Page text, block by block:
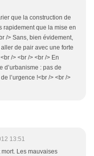
que la construction de
rapidement que la mise en
/> Sans, bien évidement,
de pair avec une forte
/> <br /> <br /> En
d’urbanisme : pas de
l’urgence !<br /> <br />
13:51
Les mauvaises